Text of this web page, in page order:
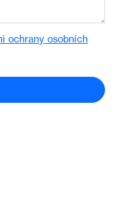
ochrany osobních